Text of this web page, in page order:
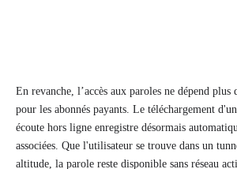
En revanche, l’accès aux paroles ne dépend plus
pour les abonnés payants. Le téléchargement
écoute hors ligne enregistre désormais
associées. Que l'utilisateur se trouve dans un
altitude, la parole reste disponible sans réseau